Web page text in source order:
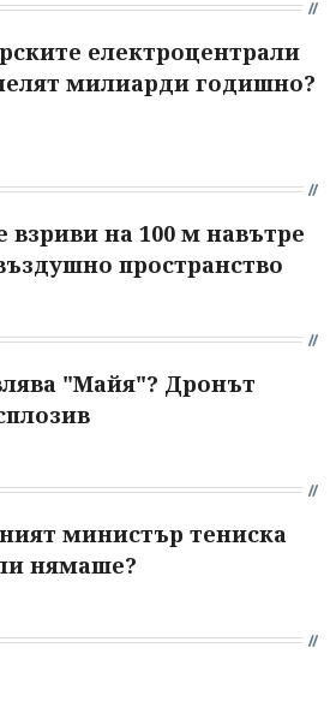
електроцентрали
милиарди годишно?
взриви на 100 м навътре
пространство
"Майя"? Дронът
министър тениска
нямаше?